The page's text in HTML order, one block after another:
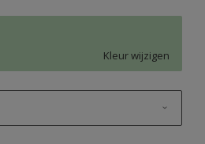
Kleur wijzigen